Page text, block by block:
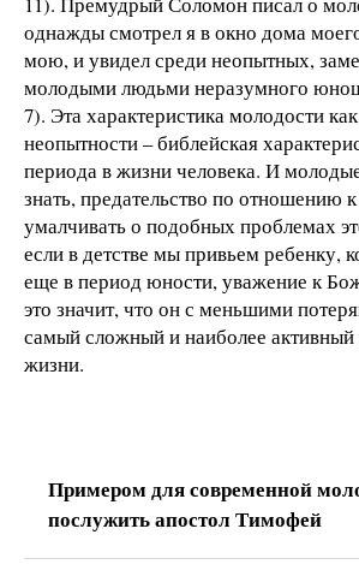
однажды смотрел я в окно дома
мою, и увидел среди неопытных,
молодыми людьми неразумного
7). Эта характеристика молодости
неопытности – библейская
периода в жизни человека. И
знать, предательство по отношению
умалчивать о подобных проблемах
если в детстве мы привьем ребенку,
еще в период юности, уважение к
это значит, что он с меньшими
самый сложный и наиболее активный
жизни.
Примером для современной
послужить апостол Тимофей